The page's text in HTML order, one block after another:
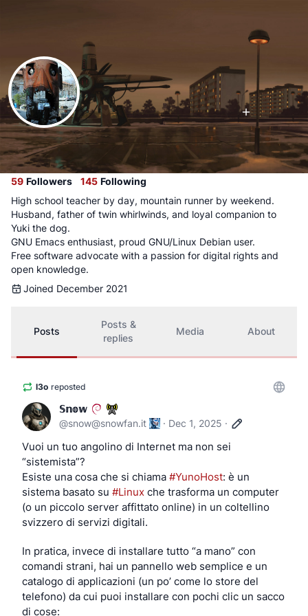
Follow
l3o
@l3o@fe.disroot.org
59 Followers 145 Following
High school teacher by day, mountain runner by weekend.
Husband, father of twin whirlwinds, and loyal companion to
Yuki the dog.
GNU Emacs enthusiast, proud GNU/Linux Debian user.
Free software advocate with a passion for digital rights and
open knowledge.
Joined December 2021
Posts
Posts &
replies
Media About
l3o reposted
𝕊𝕟𝕠𝕨
@snow@snowfan.it · Dec 1, 2025 ·
Vuoi un tuo angolino di Internet ma non sei
“sistemista”?
Esiste una cosa che si chiama #YunoHost: è un
sistema basato su #Linux che trasforma un computer
(o un piccolo server affittato online) in un coltellino
svizzero di servizi digitali.
In pratica, invece di installare tutto “a mano” con
comandi strani, hai un pannello web semplice e un
catalogo di applicazioni (un po’ come lo store del
telefono) da cui puoi installare con pochi clic un sacco
di cose: